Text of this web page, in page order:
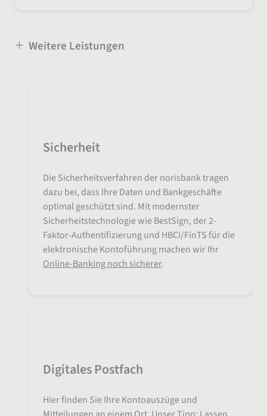
Weitere Leistungen
Sicherheit
Die Sicherheitsverfahren der norisbank tragen
dazu bei, dass Ihre Daten und Bankgeschäfte
optimal geschützt sind. Mit modernster
Sicherheitstechnologie wie BestSign, der 2-
Faktor-Authentifizierung und HBCI/FinTS für die
elektronische Kontoführung machen wir Ihr
Online-Banking noch sicherer.
Digitales Postfach
Hier finden Sie Ihre Kontoauszüge und